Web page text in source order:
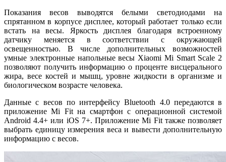
Показания весов выводятся белыми светодиодами на
спрятанном в корпусе дисплее, который работает только если
встать на весы. Яркость дисплея благодаря встроенному
датчику меняется в соответствии с окружающей
освещенностью. В числе дополнительных возможностей
умные электронные напольные весы Xiaomi Mi Smart Scale 2
позволяют получить информацию о проценте висцерального
жира, весе костей и мышц, уровне жидкости в организме и
биологическом возрасте человека.
Данные с весов по интерфейсу Bluetooth 4.0 передаются в
приложение Mi Fit на смартфон с операционной системой
Android 4.4+ или iOS 7+. Приложение Mi Fit также позволяет
выбрать единицу измерения веса и вывести дополнительную
информацию с весов.